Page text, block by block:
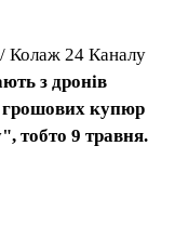
/ Колаж 24 Каналу
з дронів
грошових купюр
тобто 9 травня.